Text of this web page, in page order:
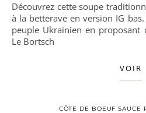
Découvrez cette soupe traditionnelle d’Ukraine au boeuf et
à la betterave en version IG
peuple Ukrainien en proposant
Le Bortsch
VOIR
CÔTE DE BOEUF SAUCE